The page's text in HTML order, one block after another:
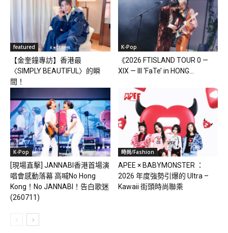
featured
【金奎鐘專訪】香港最
〈SIMPLY BEAUTIFUL〉的瞬
間！
K-Pop
《2026 FTISLAND TOUR 0 —
XIX — III ‘FaTe’ in HONG...
K-Pop
[現場直擊] JANNABI香港首場演
唱會感動落幕 高喊No Hong
Kong！No JANNABI！告白歌迷
(260711)
時尚/Fashion
APEE × BABYMONSTER ：
2026 年度強勢引爆的 Ultra –
Kawaii 街頭時尚聯乘